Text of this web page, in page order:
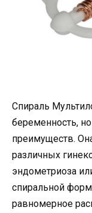
Спираль
беременность,
преимуществ.
различных
эндометриоза
спиральной
равномерное